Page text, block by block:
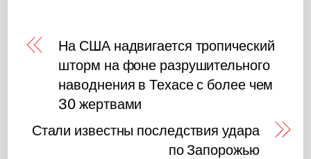
На США надвигается тропический
шторм на фоне разрушительного
наводнения в Техасе с более чем
30 жертвами
Стали известны последствия удара
по Запорожью